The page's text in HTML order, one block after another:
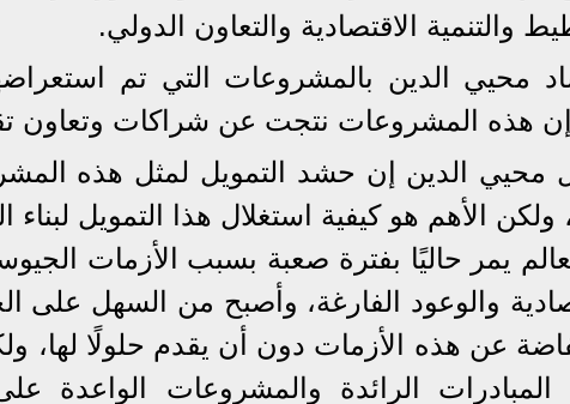
والتنمية الاقتصادية والتعاون الدولي.
محيي الدين بالمشروعات التي تم
إن هذه المشروعات نتجت عن شراكات وتعاون
محيي الدين إن حشد التمويل لمثل هذه
ولكن الأهم هو كيفية استغلال هذا التمويل
يمر حاليًا بفترة صعبة بسبب الأزمات
والوعود الفارغة، وأصبح من السهل على
عن هذه الأزمات دون أن يقدم حلولًا لها،
الرائدة والمشروعات الواعدة